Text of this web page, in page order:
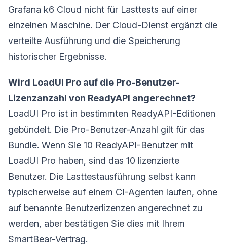
Grafana k6 Cloud nicht für Lasttests auf einer
einzelnen Maschine. Der Cloud-Dienst ergänzt die
verteilte Ausführung und die Speicherung
historischer Ergebnisse.
Wird LoadUI Pro auf die Pro-Benutzer-
Lizenzanzahl von ReadyAPI angerechnet?
LoadUI Pro ist in bestimmten ReadyAPI-Editionen
gebündelt. Die Pro-Benutzer-Anzahl gilt für das
Bundle. Wenn Sie 10 ReadyAPI-Benutzer mit
LoadUI Pro haben, sind das 10 lizenzierte
Benutzer. Die Lasttestausführung selbst kann
typischerweise auf einem CI-Agenten laufen, ohne
auf benannte Benutzerlizenzen angerechnet zu
werden, aber bestätigen Sie dies mit Ihrem
SmartBear-Vertrag.